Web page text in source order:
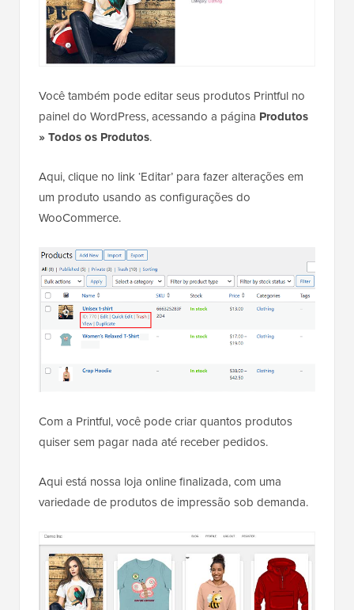
Você também pode editar seus produtos Printful no
painel do WordPress, acessando a página Produtos
» Todos os Produtos.
Aqui, clique no link ‘Editar’ para fazer alterações em
um produto usando as configurações do
WooCommerce.
Com a Printful, você pode criar quantos produtos
quiser sem pagar nada até receber pedidos.
Aqui está nossa loja online finalizada, com uma
variedade de produtos de impressão sob demanda.